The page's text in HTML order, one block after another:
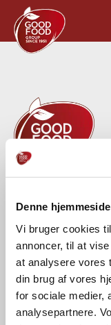
Denne
Vi bruger cookies
annoncer, til at
at analysere vores
din brug af vores
for sociale medier,
analysepartnere.
Herredsvej 30 A
DK-7100 Vejle
CVR-nr.: 54664028
Tel.:+45 75 71 18 00